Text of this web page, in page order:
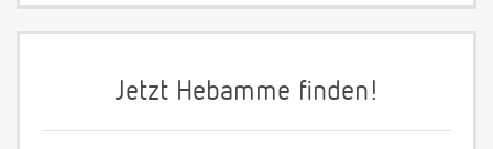
Jetzt Hebamme finden!